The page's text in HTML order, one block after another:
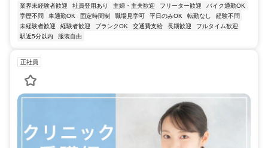
業界未経験者歓迎 社員登用あり 主婦・主夫歓迎 フリーター歓迎
バイク通勤OK
学歴不問
車通勤OK 固定時間制 職場見学可 平日のみOK 転勤なし
経験不問
未経験者歓迎
経験者歓迎 ブランクOK 交通費支給 長期歓迎
フルタイム歓迎
駅近5分以内
服装自由
正社員